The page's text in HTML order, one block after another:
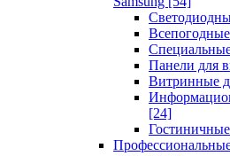
Панели для
Витринные
[24]